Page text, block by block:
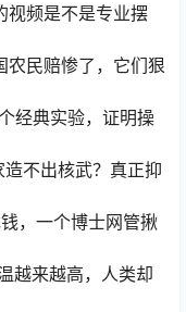
频是不是专业摆
民赔惨了，它们狠
经典实验，证明操
不出核武？真正抑
，一个博士网管揪
越来越高，人类却